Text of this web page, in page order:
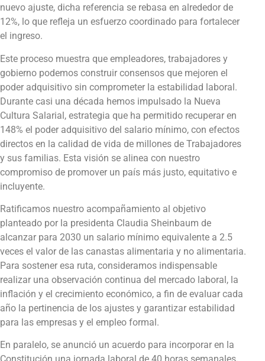
nuevo ajuste, dicha referencia se rebasa en alrededor de
12%, lo que refleja un esfuerzo coordinado para fortalecer
el ingreso.
Este proceso muestra que empleadores, trabajadores y
gobierno podemos construir consensos que mejoren el
poder adquisitivo sin comprometer la estabilidad laboral.
Durante casi una década hemos impulsado la Nueva
Cultura Salarial, estrategia que ha permitido recuperar en
148% el poder adquisitivo del salario mínimo, con efectos
directos en la calidad de vida de millones de Trabajadores
y sus familias. Esta visión se alinea con nuestro
compromiso de promover un país más justo, equitativo e
incluyente.
Ratificamos nuestro acompañamiento al objetivo
planteado por la presidenta Claudia Sheinbaum de
alcanzar para 2030 un salario mínimo equivalente a 2.5
veces el valor de las canastas alimentaria y no alimentaria.
Para sostener esa ruta, consideramos indispensable
realizar una observación continua del mercado laboral, la
inflación y el crecimiento económico, a fin de evaluar cada
año la pertinencia de los ajustes y garantizar estabilidad
para las empresas y el empleo formal.
En paralelo, se anunció un acuerdo para incorporar en la